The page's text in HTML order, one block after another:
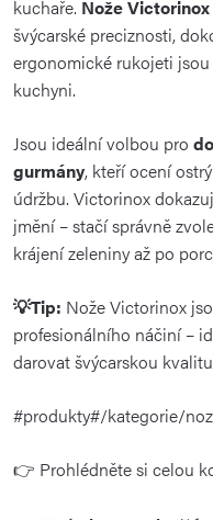
kuchaře. Nože Victorinox
švýcarské preciznosti,
ergonomické rukojeti
kuchyni.
Jsou ideální volbou pro
gurmány, kteří ocení
údržbu. Victorinox
jmění – stačí správně
krájení zeleniny až po
💡Tip: Nože Victorinox
profesionálního náčiní –
darovat švýcarskou
#produkty#/kategorie/
👉 Prohlédněte si celou